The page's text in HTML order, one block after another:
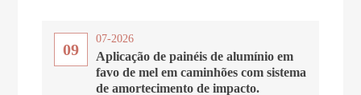
09
07-2026
Aplicação de painéis de alumínio em
favo de mel em caminhões com sistema
de amortecimento de impacto.